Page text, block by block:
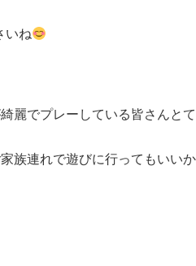
いね
麗でプレーしている皆さんとて
族連れで遊びに行ってもいいか